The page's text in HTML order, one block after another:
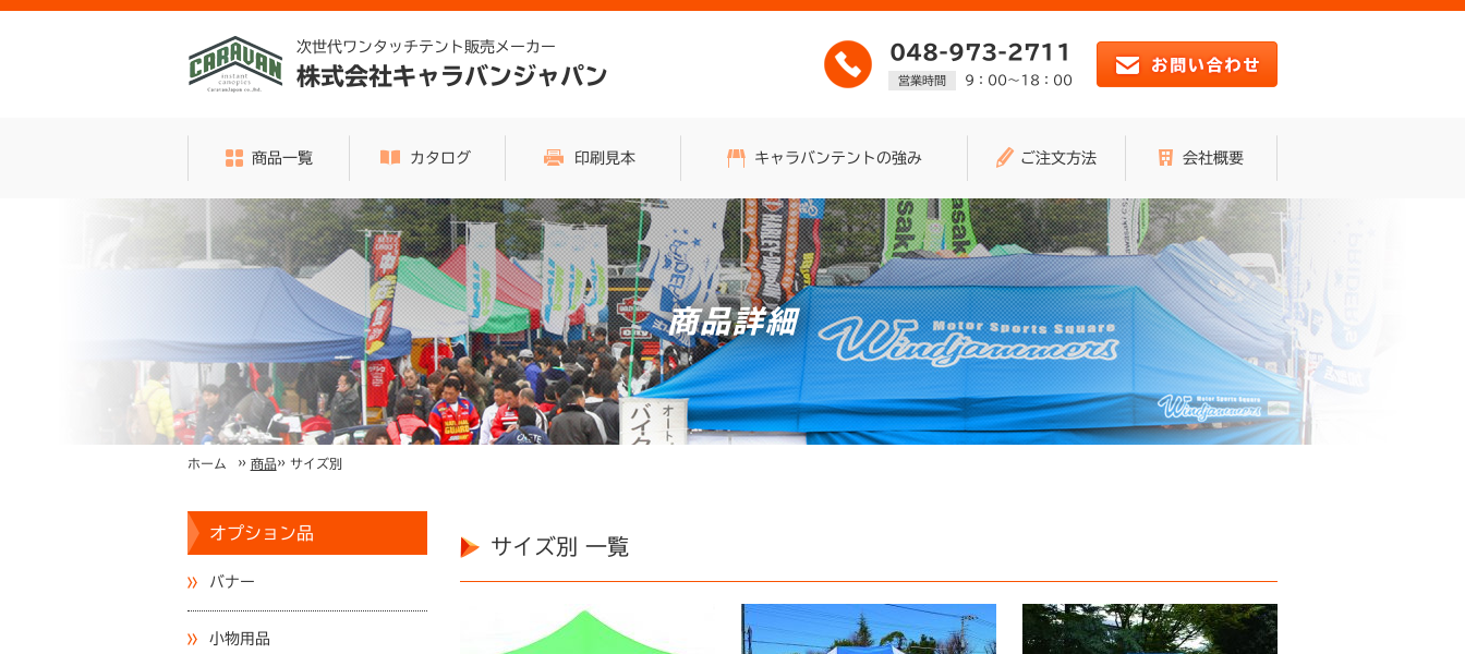
次世代ワンタッチテント販売メーカー
株式会社キャラバンジャパン
048-973-2711
営業時間 9：00～18：00
商品一覧 カタログ 印刷見本 キャラバンテントの強み ご注文方法 会社概要
商品詳細
ホーム » 商品» サイズ別
オプション品
バナー
小物用品
サイズ別 一覧